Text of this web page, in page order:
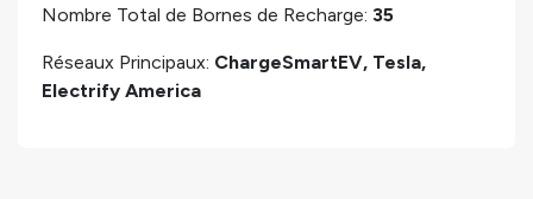
Nombre Total de Bornes de Recharge: 35
Réseaux Principaux: ChargeSmartEV, Tesla,
Electrify America